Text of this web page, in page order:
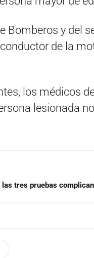
Bomberos y del
de la
los médicos
lesionada
tres pruebas